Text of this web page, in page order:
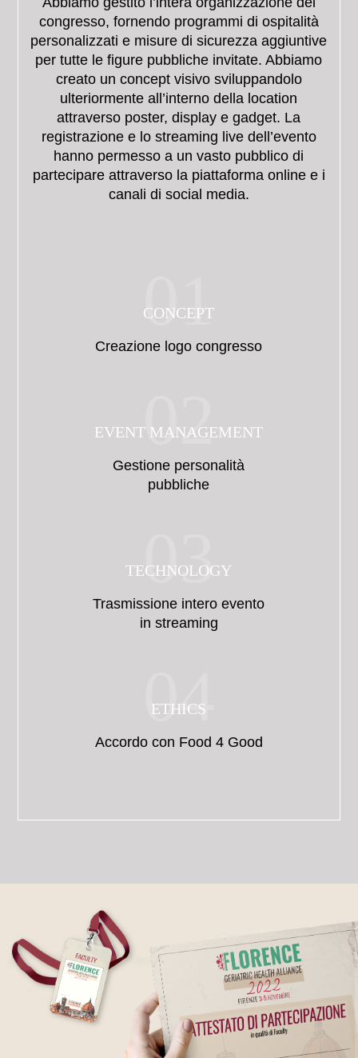
congresso, fornendo programmi di ospitalità
personalizzati e misure di sicurezza aggiuntive
per tutte le figure pubbliche invitate. Abbiamo
creato un concept visivo sviluppandolo
ulteriormente all’interno della location
attraverso poster, display e gadget. La
registrazione e lo streaming live dell’evento
hanno permesso a un vasto pubblico di
partecipare attraverso la piattaforma online e i
canali di social media.
01
CONCEPT
Creazione logo congresso
02
EVENT MANAGEMENT
Gestione personalità
pubbliche
03
TECHNOLOGY
Trasmissione intero evento
in streaming
04
ETHICS
Accordo con Food 4 Good